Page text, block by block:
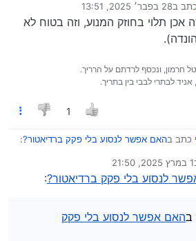
פחות קשור למנועים עמידים וחזקים
לא אמור לעמוד בהתחממות ללא נוזל קירור
היה סרטון של תחרות בין מס’ רכבים
סירב למות (הונדה אאל"ט)
ב28 בפבר׳ 2025, 13:51
לאחרונה על ידי
אכן תלוי בחוזק המנוע, וזה בטוח לא
חרמון, ונכסף לרדתם על הרריך.
לבתרי לבבי בין בתריך.
1
כתב בהאם אפשר לנסוע בלי פקק ברדיאטור?:
פחות קשור למנועים עמידים וחזקים
נוזל הקירור מי מת ראשון
סירב למות (הונדה אאל"ט)
1 במרץ 2025, 21:50
על ידי
לנסוע בלי פקק ברדיאטור?:
בהאם אפשר לנסוע בלי פקק